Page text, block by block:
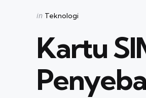
Categories
Posted
in Teknologi
Kartu